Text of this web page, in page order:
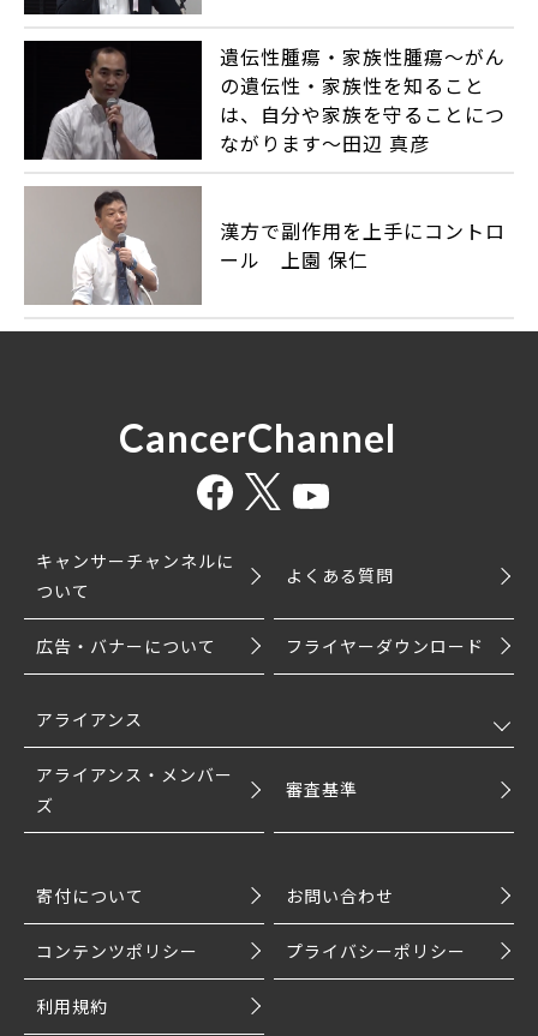
遺伝性腫瘍・家族性腫瘍〜がん
の遺伝性・家族性を知ること
は、自分や家族を守ることにつ
ながります〜田辺 真彦
漢方で副作用を上手にコントロ
ール 上園 保仁
CancerChannel
キャンサーチャンネルに
ついて
よくある質問
広告・バナーについて フライヤーダウンロード
アライアンス
アライアンス・メンバー
ズ
審査基準
寄付について お問い合わせ
コンテンツポリシー プライバシーポリシー
利用規約